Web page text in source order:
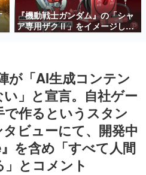
上！ ページビュー数万以上！ などな
まれた、電ファミ渾身の“殿堂入り”記
ターの方々に製作時のエピソードをお
いけない。『赫本』は、〈試験問題〉
ー小説集です。
ゲーム市場を担う若きクリエイター達
ルーツと情熱を探っていきます。
『機動戦士ガンダム』の「シャ
ア専用ザクⅡ」をイメージした
散水ホースリールが予約開始。
が「AI生成コンテン
」と宣言。自社ゲー
作るというスタン
ビューにて、開発中
を含め「すべて人間
とコメント